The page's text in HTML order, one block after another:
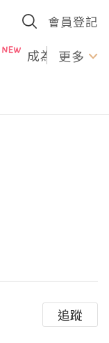
會員登記
成為U更多
追蹤